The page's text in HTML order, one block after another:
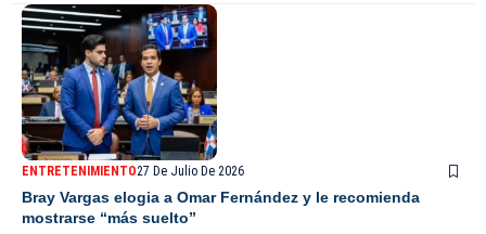
ENTRETENIMIENTO27 De Julio De 2026
Bray Vargas elogia a Omar Fernández y le recomienda
mostrarse “más suelto”